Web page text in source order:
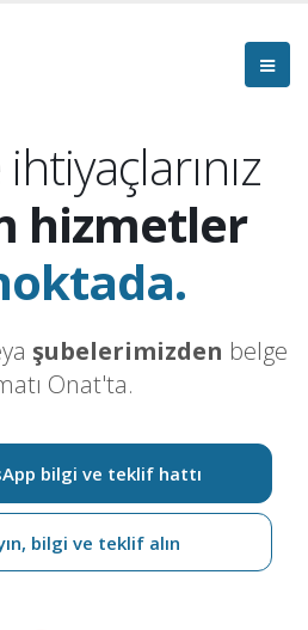
hizmetler
şubelerimizden belge
Onat'ta.
bilgi ve teklif hattı
bilgi ve teklif alın